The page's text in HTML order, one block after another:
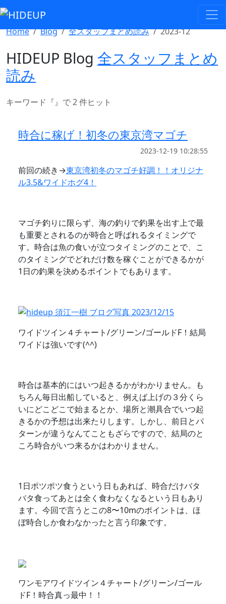
Home Blog 全スタッフまとめ読み 2023-12
HIDEUP Blog 全スタッフまとめ
読み
キーワード『』で 2 件ヒット
時合に稼げ！初冬の東京湾マゴチ
2023-12-19 10:28:55
前回の続き→東京湾初冬のマゴチ好調！！オリジナ
ル3.5&ワイドホグ4！
マゴチ釣りに限らず、海の釣りで釣果を出す上で最
も重要とされるのが時合と呼ばれるタイミングで
す。時合は魚の食いが立つタイミングのことで、こ
のタイミングでどれだけ数を稼ぐことができるかが
1日の釣果を決めるポイントでもあります。
ワイドツイン４チャート/グリーン/ゴールドF！結局
ワイドは強いです(^^)
時合は基本的にはいつ起きるかがわかりません。も
ちろん毎日出船していると、例えば上げの３分くら
いにどこどこで始まるとか、場所と潮具合でいつ起
きるかの予想は出来たりします。しかし、前日とパ
ターンが違うなんてこともざらですので、結局のと
ころ時合がいつ来るかはわかりません。
1日ポツポツ食うという日もあれば、時合だけバタ
バタ食ってあとは全く食わなくなるという日もあり
ます。今回で言うとこの8〜10mのポイントは、ほ
ぼ時合しか食わなかったと言う印象です。
ワンモアワイドツイン４チャート/グリーン/ゴール
ドF！時合真っ最中！！